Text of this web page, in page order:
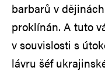
barbarů v
proklínán. A tuto
v souvislosti s
lávru šéf